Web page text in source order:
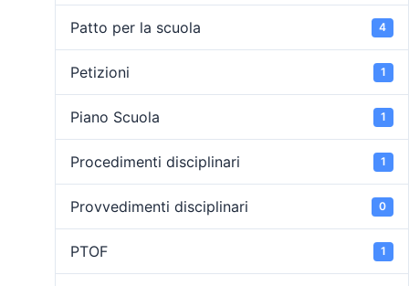
Patto per la scuola 4
Petizioni 1
Piano Scuola 1
Procedimenti disciplinari 1
Provvedimenti disciplinari 0
PTOF 1